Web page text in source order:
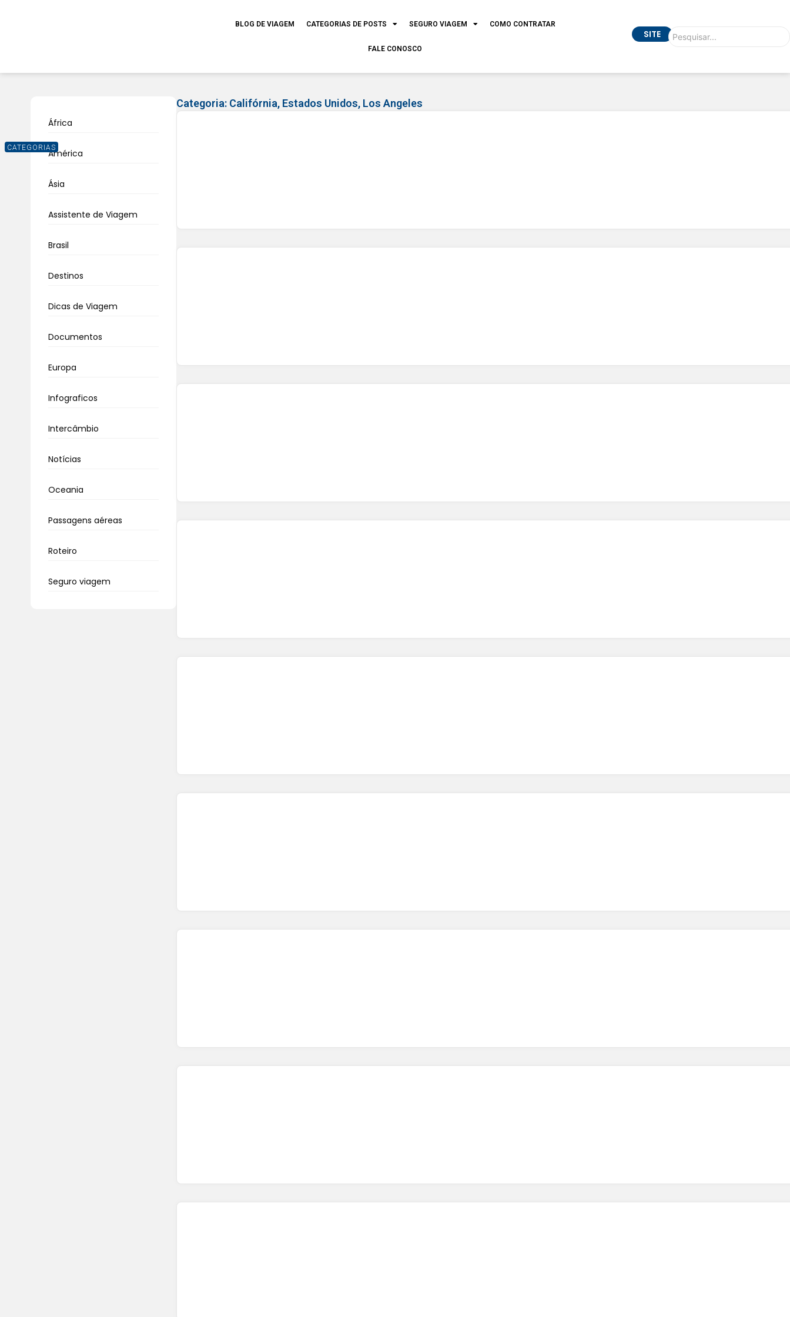
BLOG DE VIAGEM CATEGORIAS DE POSTS SEGURO VIAGEM COMO CONTRATAR
FALE CONOSCO
SITE
CATEGORIAS
África
América
Ásia
Assistente de Viagem
Brasil
Destinos
Dicas de Viagem
Documentos
Europa
Infograficos
Intercâmbio
Notícias
Oceania
Passagens aéreas
Roteiro
Seguro viagem
Categoria: Califórnia, Estados Unidos, Los Angeles